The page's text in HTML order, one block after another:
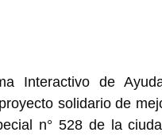
Interactivo de
solidario de
n° 528 de la